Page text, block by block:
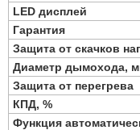
LED дисплей
Гарантия
Защита от скачков
Диаметр дымохода,
Защита от перегрева
КПД, %
Функция